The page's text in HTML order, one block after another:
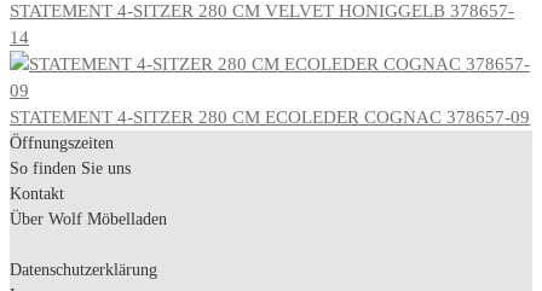
STATEMENT 4-SITZER 280 CM VELVET HONIGGELB 378657-
14
STATEMENT 4-SITZER 280 CM ECOLEDER COGNAC 378657-09
Öffnungszeiten
So finden Sie uns
Kontakt
Über Wolf Möbelladen
Datenschutzerklärung